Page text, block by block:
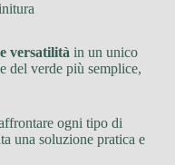
versatilità in un unico
del verde più semplice,
ogni tipo di
una soluzione pratica e